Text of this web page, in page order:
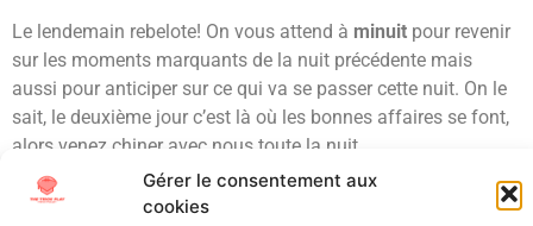
Gérer le consentement aux
cookies
Le lendemain rebelote! On vous attend à minuit pour revenir
sur les moments marquants de la nuit précédente mais
aussi pour anticiper sur ce qui va se passer cette nuit. On le
sait, le deuxième jour c’est là où les bonnes affaires se font,
alors venez chiner avec nous toute la nuit.
4e, 5e, 6e et 7e tours : Samedi 29 Avril